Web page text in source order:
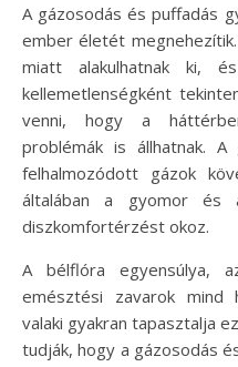
A gázosodás és puffadás gyakori jelenségek, amelyek sok
ember életét
miatt alakulhatnak ki,
kellemetlenségként
venni, hogy a
problémák is állhatnak. A
felhalmozódott gázok
általában a gyomor és
diszkomfortérzést okoz.
A bélflóra egyensúlya,
emésztési zavarok mind
valaki gyakran tapasztalja
tudják, hogy a gázosodás